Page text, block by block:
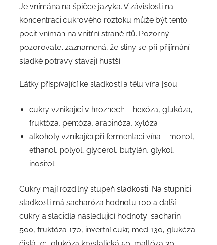
Je vnímána na špičce jazyka. V závislosti na
koncentraci cukrového roztoku může být tento
pocit vnímán na vnitřní straně rtů. Pozorný
pozorovatel zaznamená, že sliny se při přijímání
sladké potravy stávají hustší.
Látky přispívající ke sladkosti a tělu vína jsou
cukry vznikající v hroznech – hexóza, glukóza,
fruktóza, pentóza, arabinóza, xylóza
alkoholy vznikající při fermentaci vína – monol,
ethanol, polyol, glycerol, butylén, glykol,
inositol
Cukry mají rozdílný stupeň sladkosti. Na stupnici
sladkosti má sacharóza hodnotu 100 a další
cukry a sladidla následující hodnoty: sacharin
500, fruktóza 170, invertní cukr, med 130, glukóza